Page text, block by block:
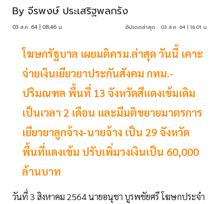
By จีรพงษ์ ประเสริฐพลกรัง
03 ส.ค. 64 | 08:46 น. อัปเดตล่าสุด : 03 ส.ค. 64 | 16:01 น.
โฆษกรัฐบาล เผยมติครม.ล่าสุด วันนี้ เคาะ
จ่ายเงินเยียวยาประกันสังคม กทม.-
ปริมณฑล พื้นที่ 13 จังหวัดสีแดงเข้มเดิม
เป็นเวลา 2 เดือน และมีมติขยายมาตรการ
เยียวยาลูกจ้าง-นายจ้าง เป็น 29 จังหวัด
พื้นที่แดงเข้ม ปรับเพิ่มวงเงินเป็น 60,000
ล้านบาท
วันที่ 3 สิงหาคม 2564 นายอนุชา บูรพชัยศรี โฆษกประจำ